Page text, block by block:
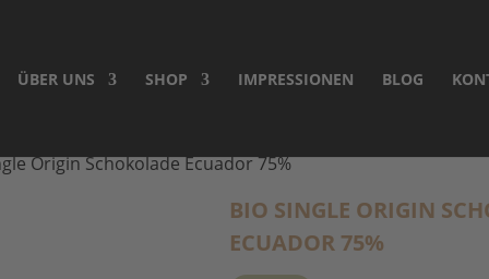
ÜBER UNS SHOP IMPRESSIONEN BLOG
Origin Schokolade Ecuador 75%
BIO SINGLE ORIGIN
ECUADOR 75%